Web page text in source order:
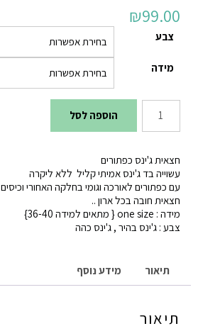
₪99.00
צבע
מידה
כמות
של
גי'נס
כפתורים
הוספה לסל
חצאית ג'ינס כפתורים
עשוייה בד ג'ינס אמיתי קליל ללא ליקרה
עם כפתורים לאורכה וגומי בחלקה האחורי וכיסים
חצאית חובה בכל ארון ..
מידה : one size { מתאים למידה 36-40}
צבע : ג'ינס בהיר , ג'ינס כהה
תיאור מידע נוסף
תיאור